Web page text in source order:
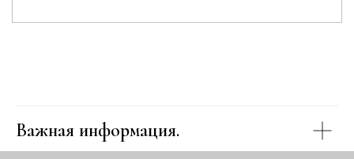
Важная информация.